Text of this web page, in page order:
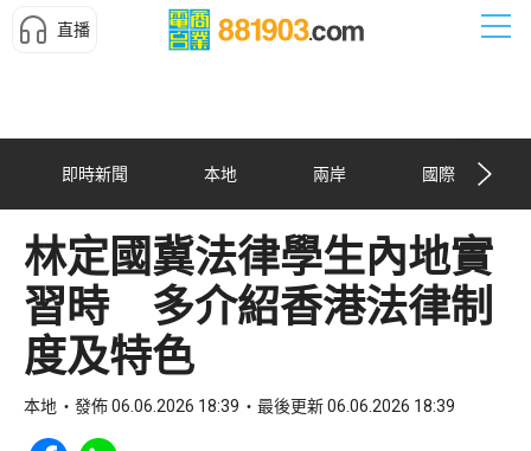
直播
即時新聞 本地 兩岸 國際
林定國冀法律學生內地實
習時 多介紹香港法律制
度及特色
本地 發佈 06.06.2026 18:39 最後更新 06.06.2026 18:39
Share to Facebook
Share to WhatsApp